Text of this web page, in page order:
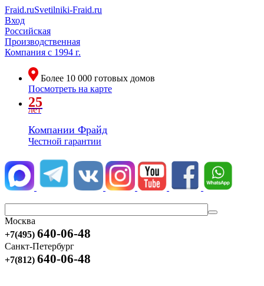
Fraid.ruSvetilniki-Fraid.ru
Вход
Российская
Производственная
Компания с 1994 г.
Более 10 000 готовых домов
Посмотреть на карте
25
лет
Компании Фрайд
Честной гарантии
Москва
+7(495) 640-06-48
Санкт-Петербург
+7(812) 640-06-48